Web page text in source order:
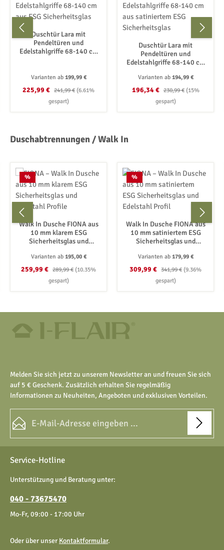
Duschtür Lara mit
Pendeltüren und
Edelstahlgriffe 68-140 cm
Varianten ab199,99 €
Verkaufspreis:
225,99 € Regulärer Preis:
241,99 € (6.61%
gespart)
Duschtür Lara mit
Pendeltüren und
Edelstahlgriffe 68-140 cm
Sicherheitsglas
Varianten ab194,99 €
Verkaufspreis:
196,34 € Regulärer Preis:
230,99 € (15%
gespart)
Produktgalerie überspringen
Duschabtrennungen / Walk In
Rabatt
%
Walk In Dusche FIONA aus
10 mm klarem ESG
Sicherheitsglas und
Varianten ab195,00 €
Verkaufspreis:
259,99 € Regulärer Preis:
289,99 € (10.35%
gespart)
Rabatt
%
Walk In Dusche FIONA aus
10 mm satiniertem ESG
Sicherheitsglas und
Varianten ab179,99 €
Verkaufspreis:
309,99 € Regulärer Preis:
341,99 € (9.36%
gespart)
Melden Sie sich jetzt zu unserem Newsletter an und freuen Sie sich
auf 5 € Geschenk. Zusätzlich erhalten Sie regelmäßig
Informationen zu Neuheiten, Angeboten und exklusiven Vorteilen.
Datenschutz
Ich habe dieDatenschutzbestimmungen
genommen und dieAGBgelesen und bin mit ihnen
Die mit einem Stern (*) markierten Felder sind Pflichtfelder.
Service-Hotline
Unterstützung und Beratung unter:
040 - 73675470
Mo-Fr, 09:00 - 17:00 Uhr
Oder über unser Kontaktformular.